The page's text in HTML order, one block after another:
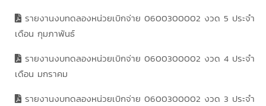
รายงานงบทดลองหน่วยเบิกจ่าย 0600300002 งวด 5 ประจำ
เดือน กุมภาพันธ์
รายงานงบทดลองหน่วยเบิกจ่าย 0600300002 งวด 4 ประจำ
เดือน มกราคม
รายงานงบทดลองหน่วยเบิกจ่าย 0600300002 งวด 3 ประจำ